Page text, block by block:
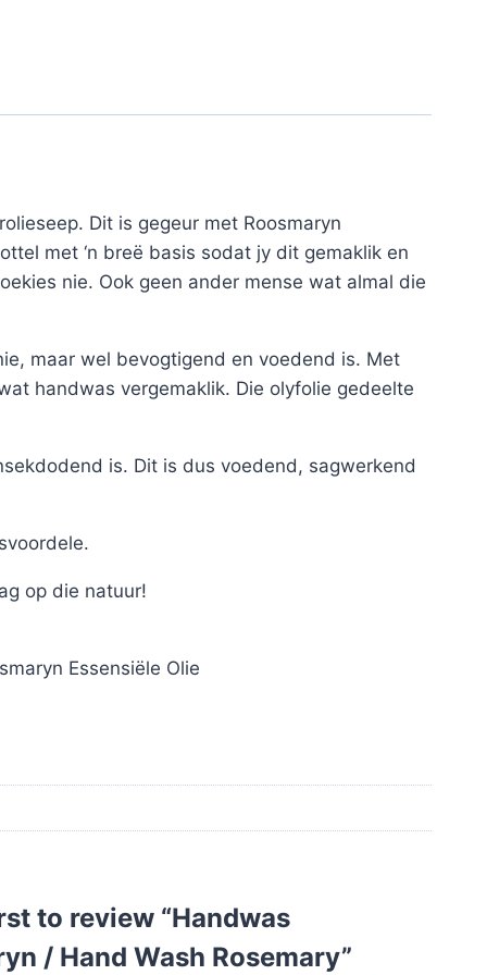
Dit is gegeur met Roosmaryn
met ‘n breë basis sodat jy dit gemaklik en
nie. Ook geen ander mense wat almal die
maar wel bevogtigend en voedend is. Met
handwas vergemaklik. Die olyfolie gedeelte
is. Dit is dus voedend, sagwerkend
op die natuur!
Essensiële Olie
to review “Handwas
/ Hand Wash Rosemary”